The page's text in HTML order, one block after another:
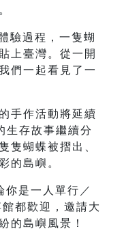
驗過程，一隻蝴
上臺灣。從一開
們一起看見了一
手作活動將延續
生存故事繼續分
隻蝴蝶被摺出、
的島嶼。
是一人單行／
都歡迎，邀請大
的島嶼風景！